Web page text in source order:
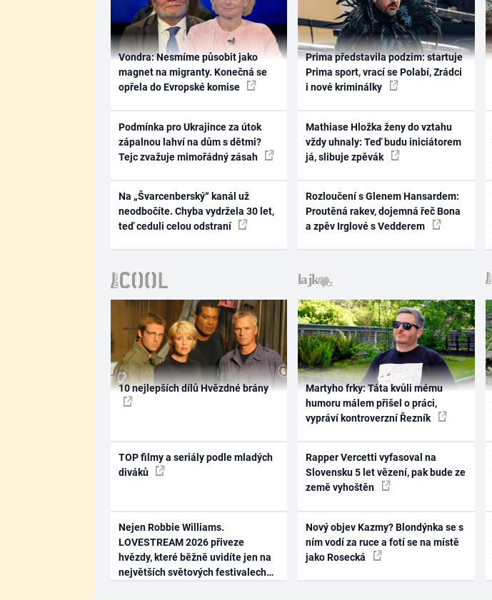
Vondra: Nesmíme působit jako
magnet na migranty. Konečná se
opřela do Evropské komise
Podmínka pro Ukrajince za útok
zápalnou lahví na dům s dětmi?
Tejc zvažuje mimořádný zásah
Na „Švarcenberský“ kanál už
neodbočíte. Chyba vydržela 30 let,
teď ceduli celou odstraní
Prima představila podzim: startuje
Prima sport, vrací se Polabí, Zrádci
i nové kriminálky
Mathiase Hložka ženy do vztahu
vždy uhnaly: Teď budu iniciátorem
já, slibuje zpěvák
Rozloučení s Glenem Hansardem:
Proutěná rakev, dojemná řeč Bona
a zpěv Irglové s Vedderem
10 nejlepších dílů Hvězdné brány
TOP filmy a seriály podle mladých
diváků
Nejen Robbie Williams.
LOVESTREAM 2026 přiveze
hvězdy, které běžně uvidíte jen na
největších světových festivalech
Martyho frky: Táta kvůli mému
humoru málem přišel o práci,
vypráví kontroverzní Řezník
Rapper Vercetti vyfasoval na
Slovensku 5 let vězení, pak bude ze
země vyhoštěn
Nový objev Kazmy? Blondýnka se s
ním vodí za ruce a fotí se na místě
jako Rosecká